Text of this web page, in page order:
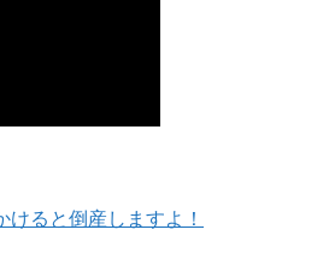
ると倒産しますよ！